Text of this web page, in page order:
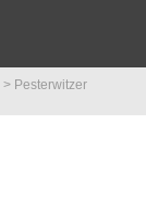
> Pesterwitzer